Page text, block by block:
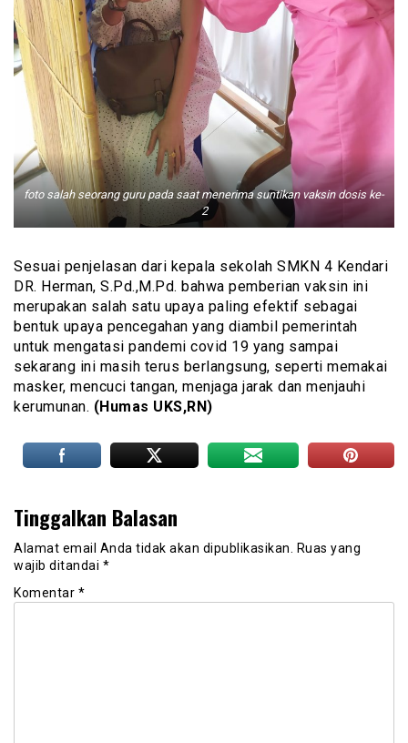
foto salah seorang guru pada saat menerima suntikan vaksin dosis ke-
2
Sesuai penjelasan dari kepala sekolah SMKN 4 Kendari
DR. Herman, S.Pd.,M.Pd. bahwa pemberian vaksin ini
merupakan salah satu upaya paling efektif sebagai
bentuk upaya pencegahan yang diambil pemerintah
untuk mengatasi pandemi covid 19 yang sampai
sekarang ini masih terus berlangsung, seperti memakai
masker, mencuci tangan, menjaga jarak dan menjauhi
kerumunan. (Humas UKS,RN)
Tinggalkan Balasan
Alamat email Anda tidak akan dipublikasikan.
Ruas yang
wajib ditandai *
Komentar *